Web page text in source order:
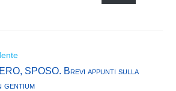
SPOSO. Brevi appunti sulla
gentium